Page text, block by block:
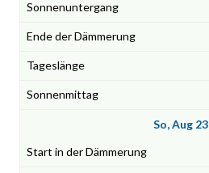
So, Aug 23